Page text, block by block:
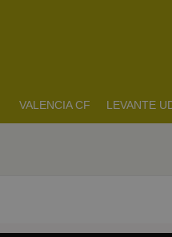
VALENCIA CF LEVANTE